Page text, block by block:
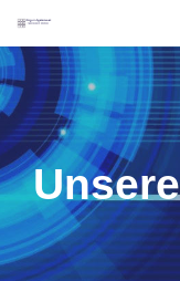
Zum
Inhalt